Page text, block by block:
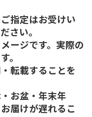
指定はお受けい
さい。
ージです。実際の
。
転載することを
お盆・年末年
届けが遅れるこ